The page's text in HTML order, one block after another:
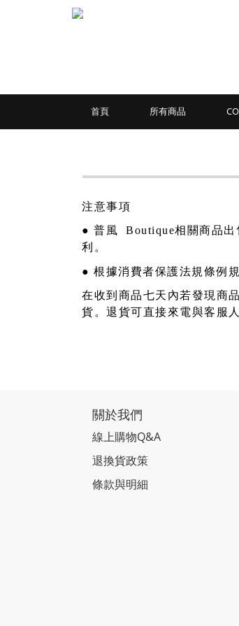
首頁 所有商品
注意事項
● 普風
Boutique相關商品
利。
● 根據消費者保護法規條例
在收到商品七天內若發現商
貨。退貨可直接來電與客服
關於我們
線上購物Q&A
退換貨政策
條款與明細